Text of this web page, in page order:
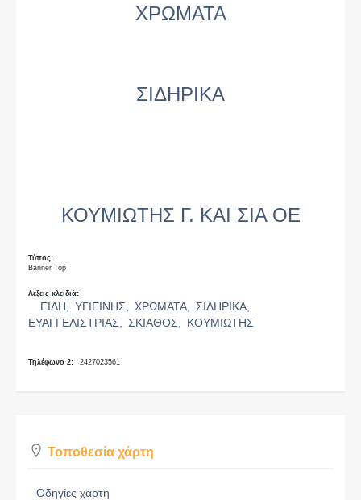
ΧΡΩΜΑΤΑ
ΣΙΔΗΡΙΚΑ
ΚΟΥΜΙΩΤΗΣ Γ. ΚΑΙ ΣΙΑ ΟΕ
Τύπος:
Banner Top
Λέξεις-κλειδιά:
ΕΙΔΗ, ΥΓΙΕΙΝΗΣ, ΧΡΩΜΑΤΑ,
ΣΙΔΗΡΙΚΑ,
ΕΥΑΓΓΕΛΙΣΤΡΙΑΣ,
ΣΚΙΑΘΟΣ, ΚΟΥΜΙΩΤΗΣ
Τηλέφωνο 2: 2427023561
Τοποθεσία χάρτη
Οδηγίες χάρτη